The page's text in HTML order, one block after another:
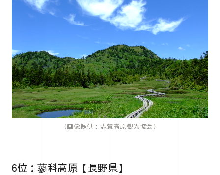
（画像提供：志賀高原観光協会）
6位：蓼科高原【長野県】